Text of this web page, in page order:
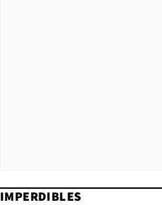
IMPERDIBLES